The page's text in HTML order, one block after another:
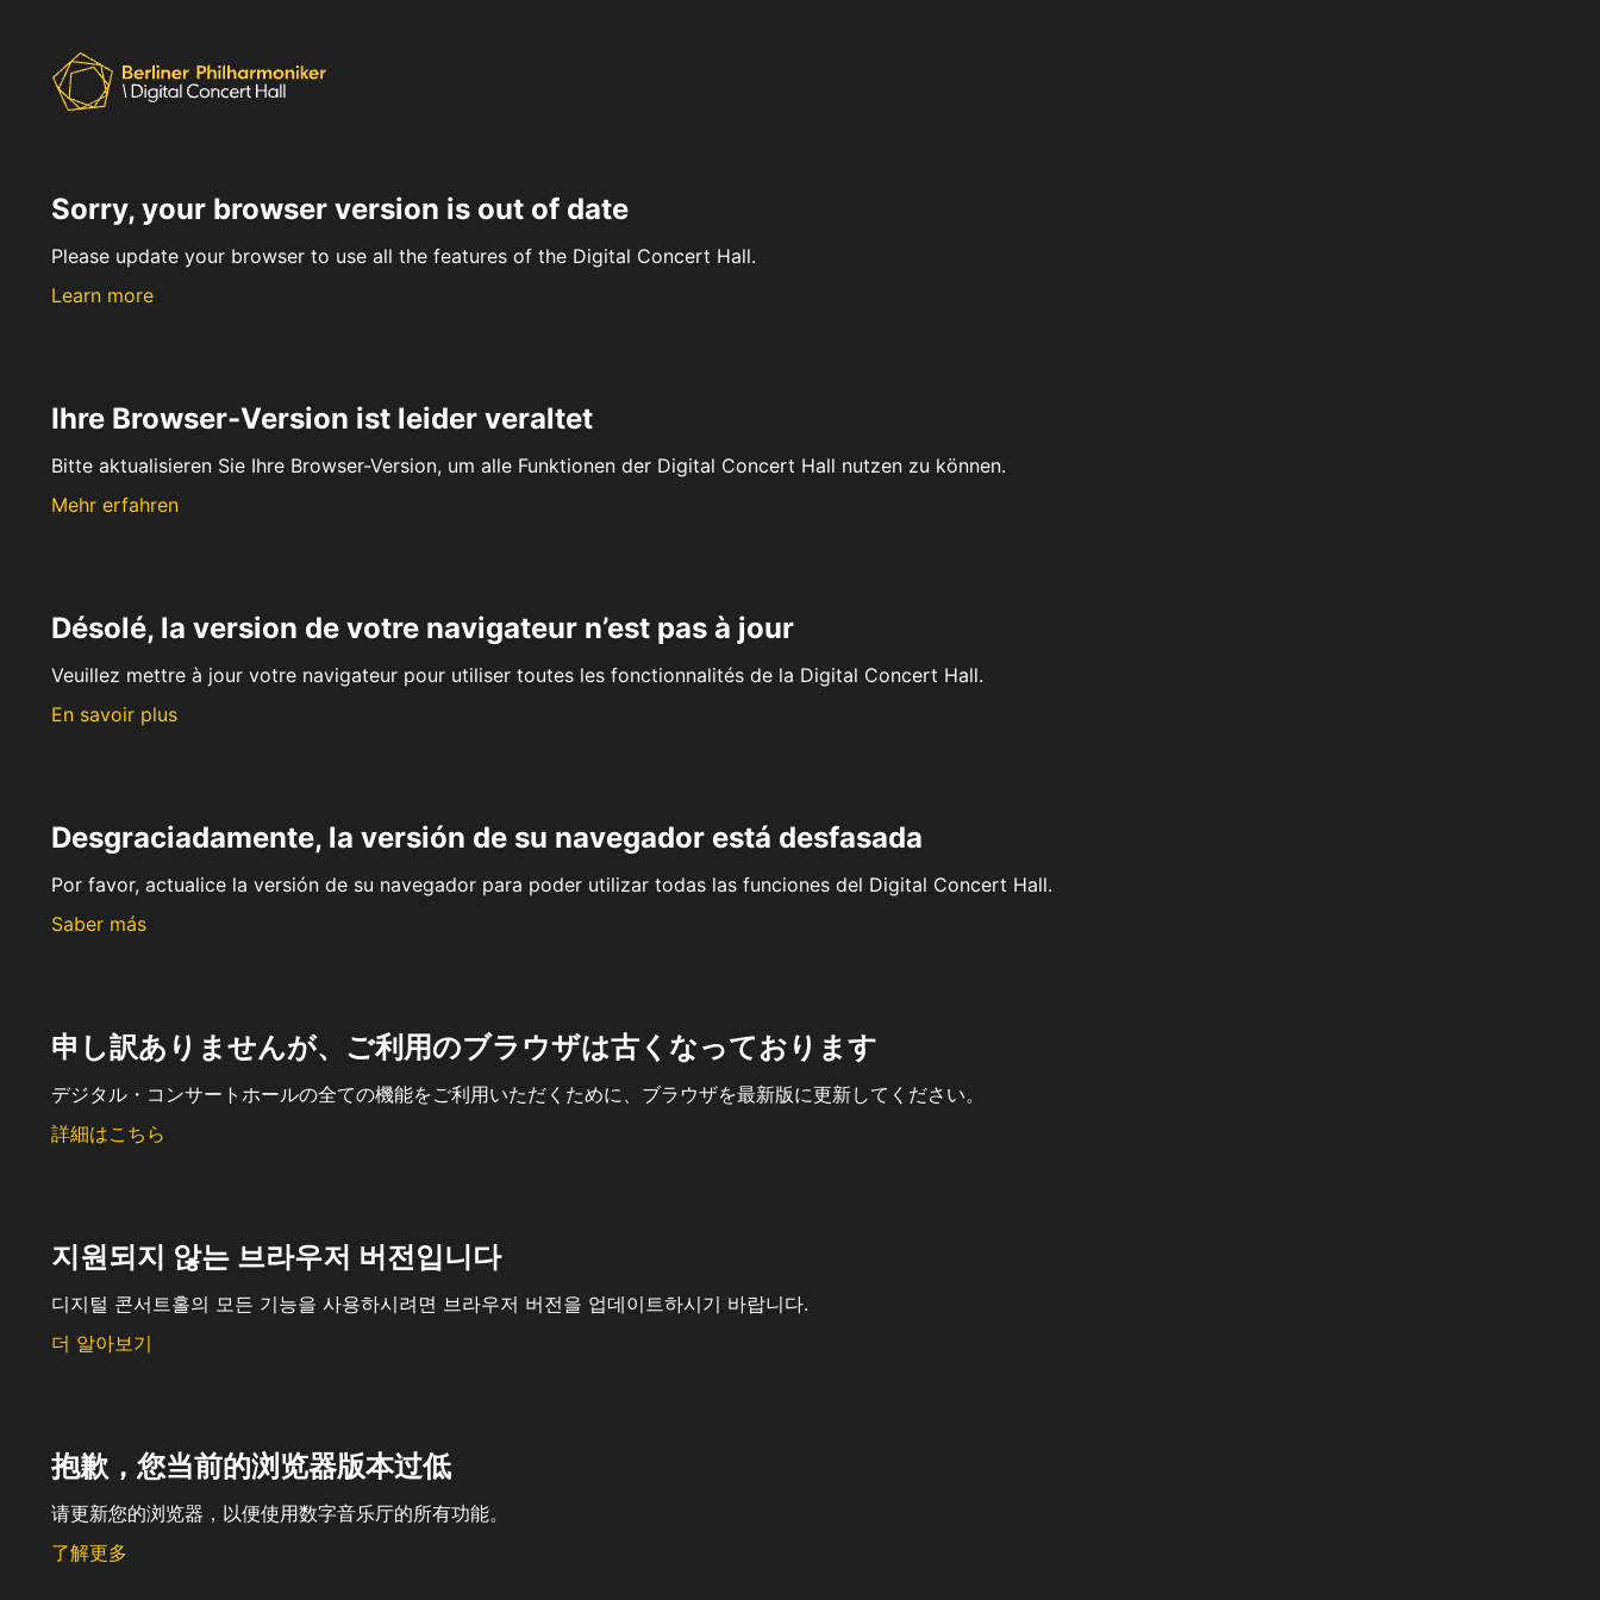
Sorry, your browser version is out of date
Please update your browser to use all the features of the Digital Concert Hall.
Learn more
Ihre Browser-Version ist leider veraltet
Bitte aktualisieren Sie Ihre Browser-Version, um alle Funktionen der Digital Concert Hall nutzen zu können.
Mehr erfahren
Désolé, la version de votre navigateur n’est pas à jour
Veuillez mettre à jour votre navigateur pour utiliser toutes les fonctionnalités de la Digital Concert Hall.
En savoir plus
Desgraciadamente, la versión de su navegador está desfasada
Por favor, actualice la versión de su navegador para poder utilizar todas las funciones del Digital Concert Hall.
Saber más
申し訳ありませんが、ご利用のブラウザは古くなっております
デジタル・コンサートホールの全ての機能をご利用いただくために、ブラウザを最新版に更新してください。
詳細はこちら
지원되지 않는 브라우저 버전입니다
디지털 콘서트홀의 모든 기능을 사용하시려면 브라우저 버전을 업데이트하시기 바랍니다.
더 알아보기
抱歉，您当前的浏览器版本过低
请更新您的浏览器，以便使用数字音乐厅的所有功能。
了解更多